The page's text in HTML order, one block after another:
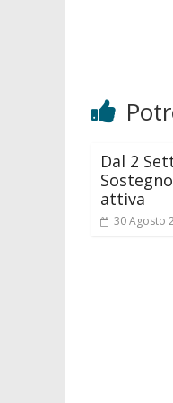
Dal 2
attiva
30 Agosto